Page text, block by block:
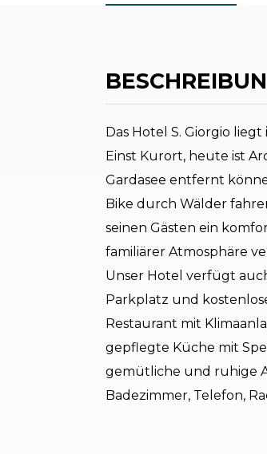
Das Hotel S. Giorgio
Einst Kurort, heute ist
Gardasee entfernt
Bike durch Wälder
seinen Gästen ein
familiärer Atmosphäre
Unser Hotel verfügt
Parkplatz und
Restaurant mit
gepflegte Küche mit
gemütliche und ruhige
Badezimmer, Telefon,